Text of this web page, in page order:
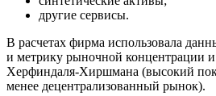
другие сервисы.
В расчетах фирма использовала
и метрику рыночной концентрации
Херфиндаля-Хиршмана (высокий
менее децентрализованный рынок).